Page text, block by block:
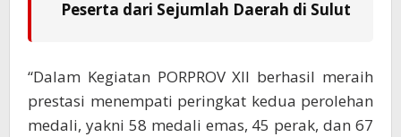
Peserta dari Sejumlah Daerah di Sulut
“Dalam Kegiatan PORPROV XII berhasil meraih
prestasi menempati peringkat kedua perolehan
medali, yakni 58 medali emas, 45 perak, dan 67